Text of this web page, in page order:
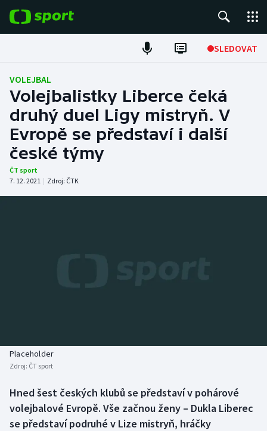
SLEDOVAT
ME v atletice
ME v plavání
Fotbal
Hokej
Biatlon
Boby a skeleton
Box
AZ kvíz
VOLEJBAL
Volejbalistky Liberce čeká
druhý duel Ligy mistryň. V
Evropě se představí i další
české týmy
ČT sport
7. 12. 2021 | Zdroj: ČTK
Placeholder
Zdroj: ČT sport
Hned šest českých klubů se představí v pohárové
volejbalové Evropě. Vše začnou ženy – Dukla Liberec
se představí podruhé v Lize mistryň, hráčky